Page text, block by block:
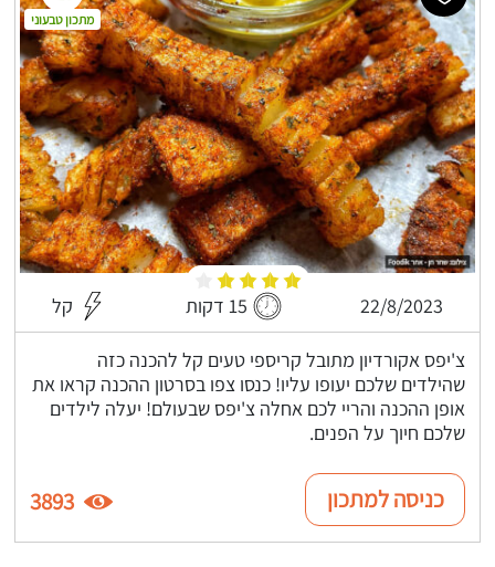
22/8/2023 15 דקות קל
צ'יפס אקורדיון מתובל קריספי טעים קל להכנה כזה
שהילדים שלכם יעופו עליו! כנסו צפו בסרטון ההכנה קראו את
אופן ההכנה והריי לכם אחלה צ'יפס שבעולם! יעלה לילדים
שלכם חיוך על הפנים.
מתכון טבעוני
כניסה למתכון 3893